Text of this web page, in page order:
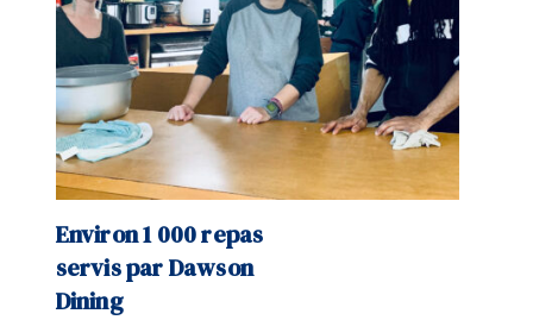
Environ 1 000 repas
servis par Dawson
Dining